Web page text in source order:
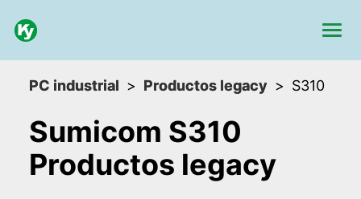
PC industrial Productos legacy S310
Sumicom S310
Productos legacy